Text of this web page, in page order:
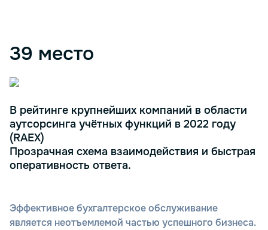
39 место
В рейтинге крупнейших компаний в области
аутсорсинга учётных функций в 2022 году
(RAEX)
Прозрачная схема взаимодействия и быстрая
оперативность ответа.
Эффективное бухгалтерское обслуживание
является неотъемлемой частью успешного бизнеса.